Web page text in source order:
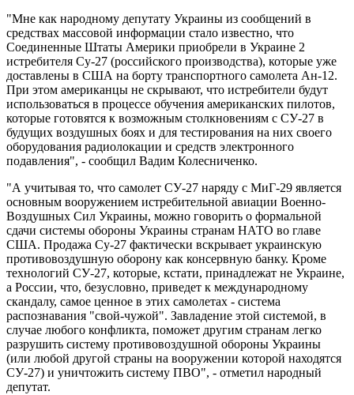
"Мне как народному депутату Украины из сообщений в
средствах массовой информации стало известно, что
Соединенные Штаты Америки приобрели в Украине 2
истребителя Су-27 (российского производства), которые уже
доставлены в США на борту транспортного самолета Ан-12.
При этом американцы не скрывают, что истребители будут
использоваться в процессе обучения американских пилотов,
которые готовятся к возможным столкновениям с СУ-27 в
будущих воздушных боях и для тестирования на них своего
оборудования радиолокации и средств электронного
подавления", - сообщил Вадим Колесниченко.
"А учитывая то, что самолет СУ-27 наряду с МиГ-29 является
основным вооружением истребительной авиации Военно-
Воздушных Сил Украины, можно говорить о формальной
сдачи системы обороны Украины странам НАТО во главе
США. Продажа Су-27 фактически вскрывает украинскую
противовоздушную оборону как консервную банку. Кроме
технологий СУ-27, которые, кстати, принадлежат не Украине,
а России, что, безусловно, приведет к международному
скандалу, самое ценное в этих самолетах - система
распознавания "свой-чужой". Завладение этой системой, в
случае любого конфликта, поможет другим странам легко
разрушить систему противовоздушной обороны Украины
(или любой другой страны на вооружении которой находятся
СУ-27) и уничтожить систему ПВО", - отметил народный
депутат.